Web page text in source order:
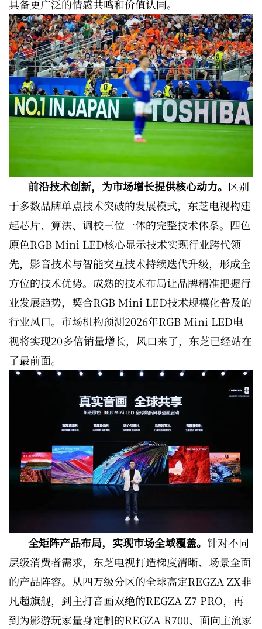
具备更广泛的情感共鸣和价值认同。
前沿技术创新，为市场增长提供核心动力。 区别
于多数品牌单点技术突破的发展模式，东芝电视构建
起芯片、算法、调校三位一体的完整技术体系。四色
原色RGB Mini LED核心显示技术实现行业跨代领
先，影音技术与智能交互技术持续迭代升级，形成全
方位的技术优势。成熟的技术布局让品牌精准把握行
业发展趋势，契合RGB Mini LED技术规模化普及的
行业风口。市场机构预测2026年RGB Mini LED电
视将实现20多倍销量增长，风口来了，东芝已经站在
了最前面。
全矩阵产品布局，实现市场全域覆盖。 针对不同
层级消费者需求，东芝电视打造梯度清晰、场景全面
的产品阵容。从四万级分区的全球高定REGZA ZX非
凡超旗舰，到主打音画双绝的REGZA Z7 PRO，再
到为影游玩家量身定制的REGZA R700、面向主流家